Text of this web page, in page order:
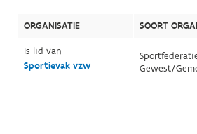
ORGANISATIE
SOORT
Is lid van
Sportievak vzw
Gewest/